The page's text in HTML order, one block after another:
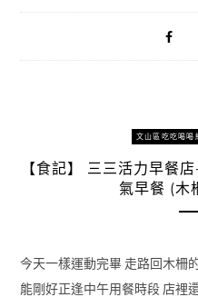
文山區吃吃喝喝
【食記】 三三活力早餐
氣早餐 (木
今天一樣運動完畢 走路回木柵
能剛好正逢中午用餐時段 店裡